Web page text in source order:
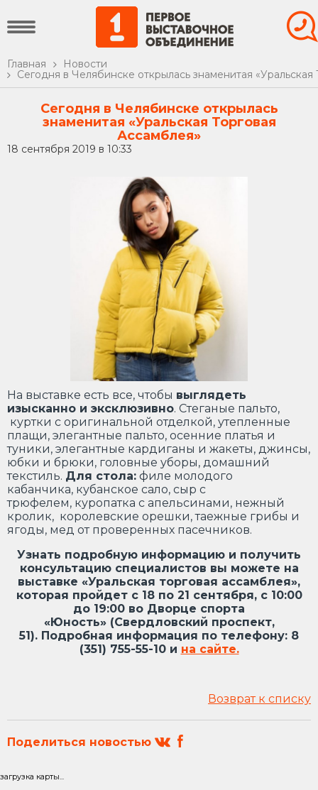
Главная
Новости
Сегодня в Челябинске открылась знаменитая «Уральская
Сегодня в Челябинске открылась
знаменитая «Уральская Торговая
Ассамблея»
18 сентября 2019 в 10:33
На выставке есть все, чтобы выглядеть
изысканно и эксклюзивно. Стеганые пальто,
куртки с оригинальной отделкой, утепленные
плащи, элегантные пальто, осенние платья и
туники, элегантные кардиганы и жакеты, джинсы,
юбки и брюки, головные уборы, домашний
текстиль. Для стола: филе молодого
кабанчика, кубанское сало, сыр с
трюфелем, куропатка с апельсинами, нежный
кролик, королевские орешки, таежные грибы и
ягоды, мед от проверенных пасечников.
Узнать подробную информацию и получить
консультацию специалистов вы можете на
выставке «Уральская торговая ассамблея»,
которая пройдет с 18 по 21 сентября, с 10:00
до 19:00 во Дворце спорта
«Юность» (Свердловский проспект,
51). Подробная информация по телефону: 8
(351) 755-55-10 и на сайте.
Возврат к списку
Поделиться новостью
загрузка карты...